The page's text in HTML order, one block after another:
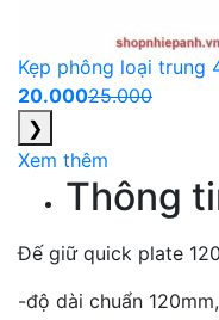
Kẹp phông loại trung
20.00025.000
❯
Xem thêm
Thông
Đế giữ quick plate
-độ dài chuẩn